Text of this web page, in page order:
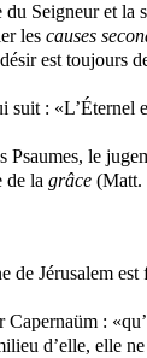
du Seigneur et la
les causes
est
suit : «L’Éternel
le
de la grâce (Matt.
de Jérusalem
Capernaüm :
d’elle, elle